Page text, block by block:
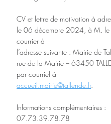
CV et lettre de motivation à
le 06 décembre 2024, à M.
courrier à
l’adresse suivante : Mairie de
rue de la Mairie – 63450
par courriel à
accueil.mairie@tallende.fr.
Informations complémentaires :
07.73.39.78.78